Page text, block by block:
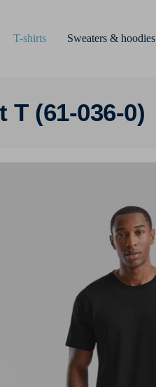
T-shirts Sweaters & hoodies
T (61-036-0)